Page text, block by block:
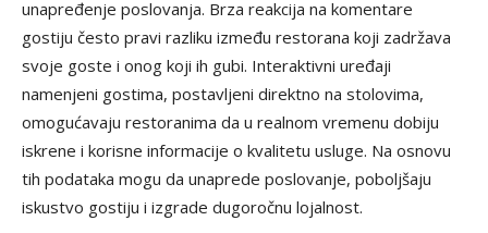
unapređenje poslovanja. Brza reakcija na komentare
gostiju često pravi razliku između restorana koji zadržava
svoje goste i onog koji ih gubi. Interaktivni uređaji
namenjeni gostima, postavljeni direktno na stolovima,
omogućavaju restoranima da u realnom vremenu dobiju
iskrene i korisne informacije o kvalitetu usluge. Na osnovu
tih podataka mogu da unaprede poslovanje, poboljšaju
iskustvo gostiju i izgrade dugoročnu lojalnost.